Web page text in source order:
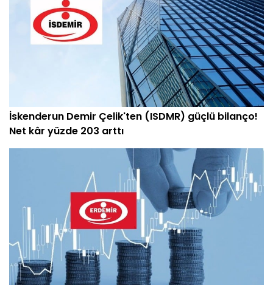
İskenderun Demir Çelik'ten (ISDMR) güçlü bilanço!
Net kâr yüzde 203 arttı